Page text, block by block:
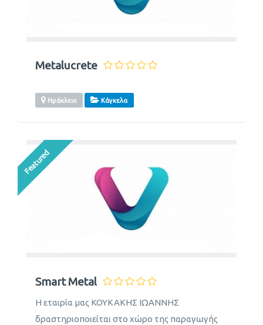
Metalucrete
Ηράκλειο Κάγκελα
Featured
Smart Metal
H εταιρία μας ΚΟΥΚΑΚΗΣ ΙΩΑΝΝΗΣ
δραστηριοποιείται στο χώρο της παραγωγής